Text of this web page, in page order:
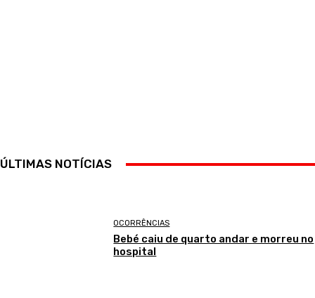
ÚLTIMAS NOTÍCIAS
OCORRÊNCIAS
Bebé caiu de quarto andar e morreu no
hospital